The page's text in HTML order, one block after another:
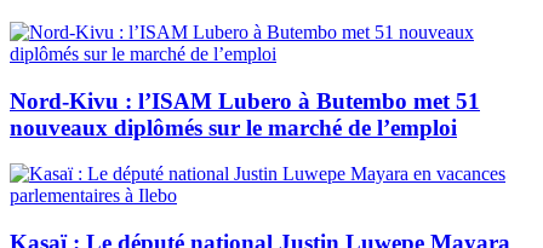
Nord-Kivu : l’ISAM Lubero à Butembo met 51
nouveaux diplômés sur le marché de l’emploi
Kasaï : Le député national Justin Luwepe Mayara